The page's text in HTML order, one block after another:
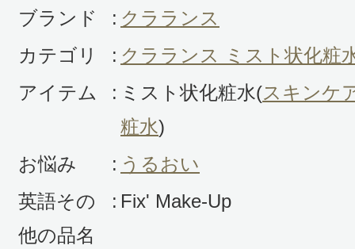
投稿日：2025年03月
おかーまん 様／40代
感じた効能：うるおい/低刺激・敏感
ォーマンス
購入品：フィックス メイクアップ
ブランド : クラランス
カテゴリ
: クラランス ミスト状化粧
アイテム
: ミスト状化粧水(スキンケ
粧水)
お悩み
: うるおい
英語その
他の品名
: Fix' Make-Up